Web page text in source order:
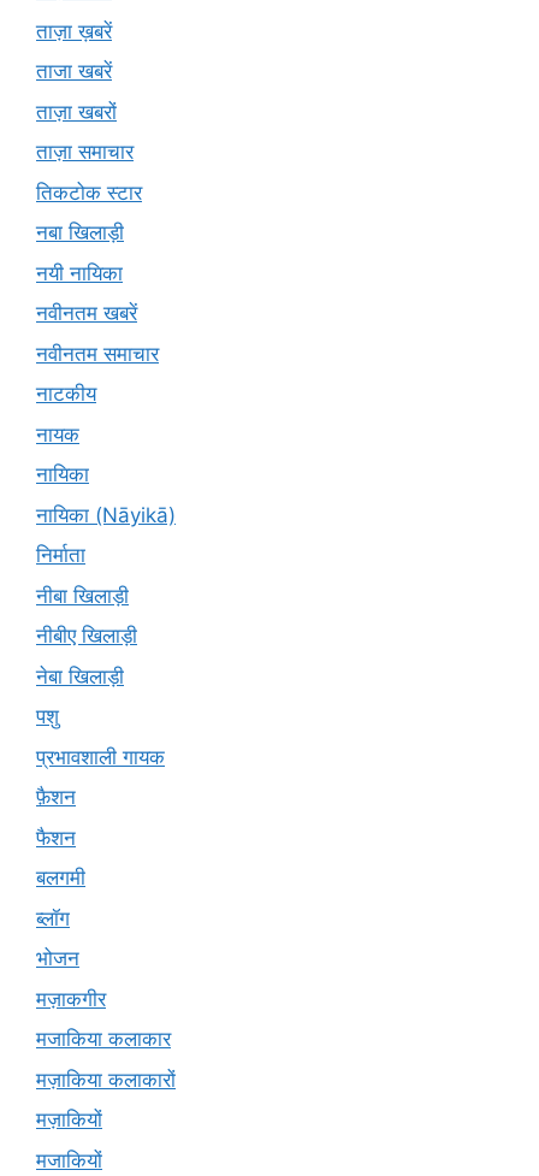
ताज़ा ख़बरें
ताजा खबरें
ताज़ा खबरों
ताज़ा समाचार
तिकटोक स्टार
नबा खिलाड़ी
नयी नायिका
नवीनतम खबरें
नवीनतम समाचार
नाटकीय
नायक
नायिका
नायिका (Nāyikā)
निर्माता
नीबा खिलाड़ी
नीबीए खिलाड़ी
नेबा खिलाड़ी
पशु
प्रभावशाली गायक
फ़ैशन
फैशन
बलगमी
ब्लॉग
भोजन
मज़ाकगीर
मजाकिया कलाकार
मज़ाकिया कलाकारों
मज़ाकियों
मजाकियों